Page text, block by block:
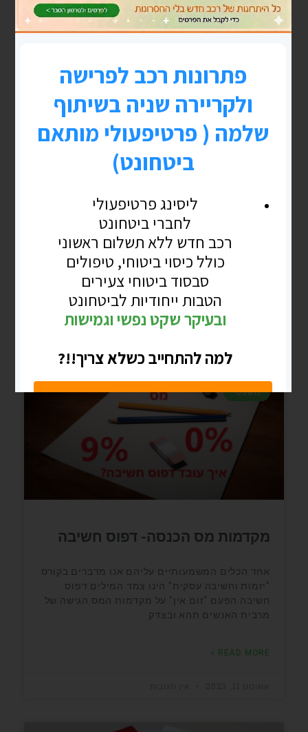
"קרן השתלמות"-"מחסן חירום"-
ששואלים אותי בפא הכוונה לאזרחות על קרן
שלי בתחום אבל בתמצית..–א. ככל שתוכלו-מומלץ
לא לפדות את הצבאית "מחסן
READ MORE »
משפטי
מקדמות מס הכנסה- דפוס חשיבה
אחד הכלים המשמעותיים עליהם אנו מדברים בקורס
"יזמות וחשיבה עסקית" הינו צמד המילים דפוס
חשיבה.הפעם "זום אין" על מקדמות המס.הגישה של
מרבית האנשים תהא ובצדק
READ MORE »